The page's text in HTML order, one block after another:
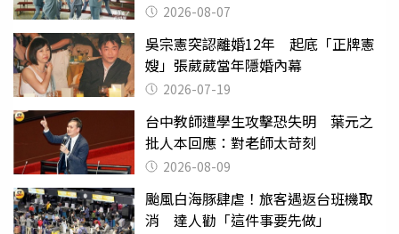
2026-08-07
吳宗憲突認離婚12年 起底「正牌憲
嫂」張葳葳當年隱婚內幕
2026-07-19
台中教師遭學生攻擊恐失明 葉元之
批人本回應：對老師太苛刻
2026-08-09
颱風白海豚肆虐！旅客遇返台班機取
消 達人勸「這件事要先做」